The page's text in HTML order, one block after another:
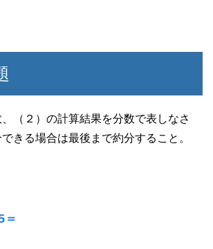
（２）の計算結果を分数で表しなさ
きる場合は最後まで約分すること。
＝